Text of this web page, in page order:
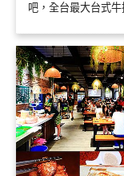
吧，全台最大台式